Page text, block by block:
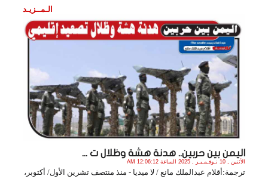
الـمــزيـد
اليمن بين حربين.. هدنة هشة وظلال ت ...
الأثنين , 10 نـوفـمـبـر , 2025 الساعة 12:06:12 AM
ترجمة:أقلام عبدالملك مانع / لا ميديا - منذ منتصف تشرين الأول/ أكتوبر،